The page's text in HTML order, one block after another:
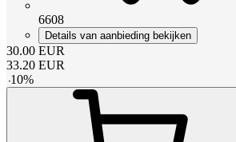
6608
Details van aanbieding bekijken
30.00 EUR
33.20 EUR
-10%